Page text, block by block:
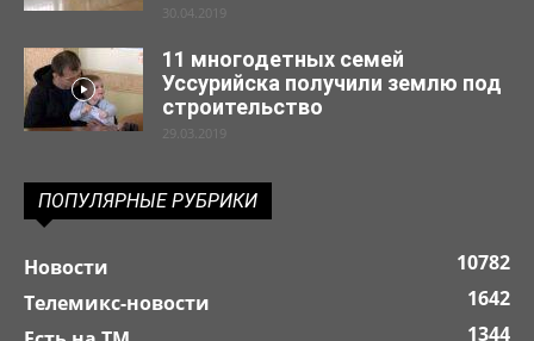
30.04.2019
11 многодетных семей
Уссурийска получили землю под
строительство
29.03.2019
ПОПУЛЯРНЫЕ РУБРИКИ
Новости
10782
Телемикс-новости
1642
1344